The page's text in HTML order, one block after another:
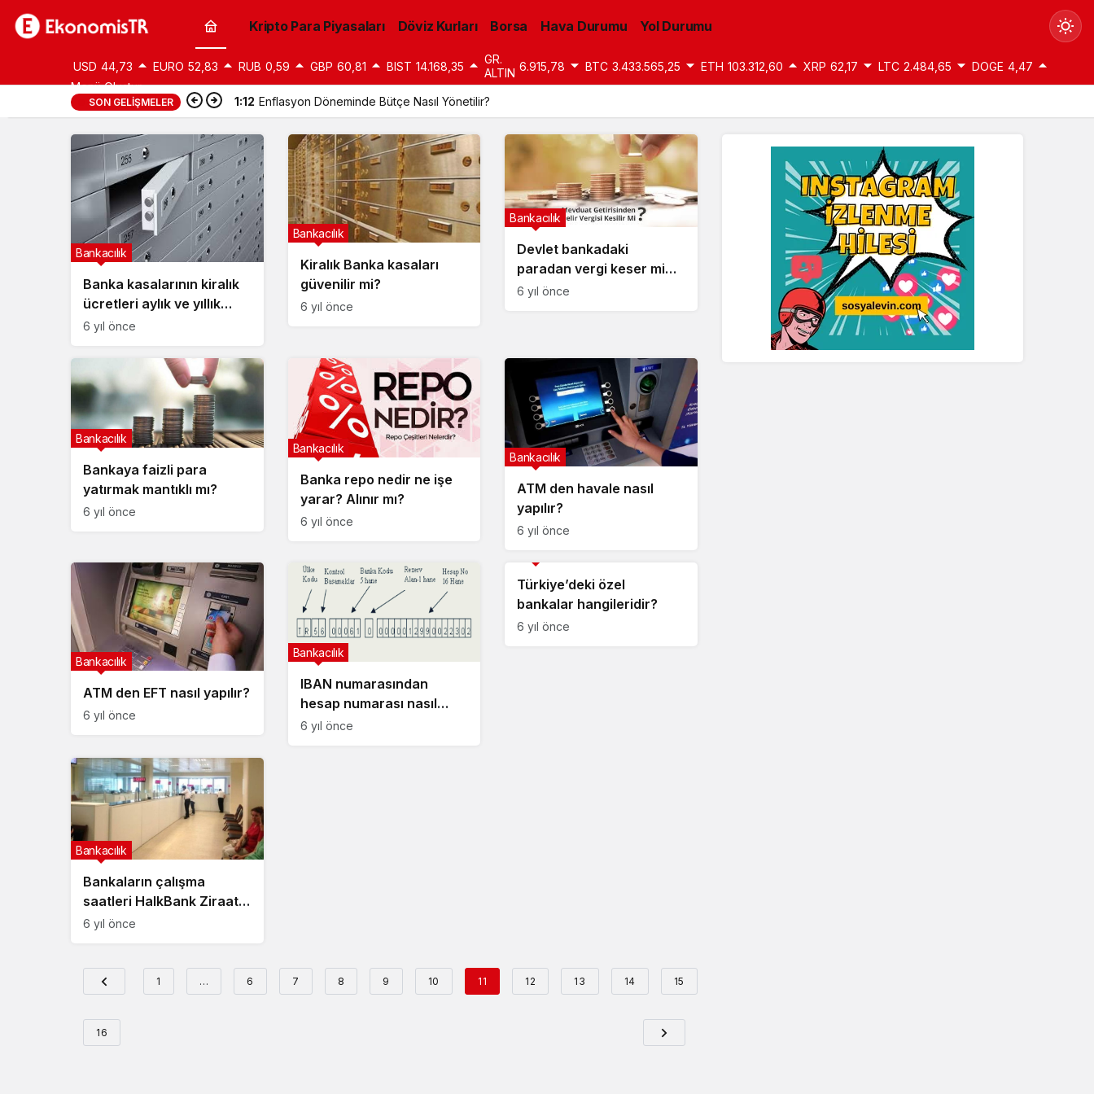
Kripto Para Piyasaları Döviz Kurları Borsa Hava Durumu Yol Durumu
Gündüz Modu
Gündüz modunu seçin.
Gece Modu
Gece modunu seçin.
Sistem Modu
Sistem modunu seçin.
USD 44,73 EURO 52,83 RUB 0,59 GBP 60,81 BIST 14.168,35
GR.
ALTIN 6.915,78 BTC 3.433.565,25 ETH 103.312,60 XRP 62,17 LTC 2.484,65 DOGE 4,47
Menü Oluştur
SON GELIŞMELER 1:12 Enflasyon Döneminde Bütçe Nasıl Yönetilir?
Banka kasalarının kiralık
ücretleri aylık ve yıllık
2021
Bankacılık
6 yıl önce
Kiralık Banka kasaları
güvenilir mi?
Bankacılık
6 yıl önce
Devlet bankadaki
paradan vergi keser mi
vergi alır mı?
Bankacılık
6 yıl önce
Bankaya faizli para
yatırmak mantıklı mı?
Bankacılık
6 yıl önce
Banka repo nedir ne işe
yarar? Alınır mı?
Bankacılık
6 yıl önce
ATM den havale nasıl
yapılır?
Bankacılık
6 yıl önce
ATM den EFT nasıl yapılır?
Bankacılık
6 yıl önce
IBAN numarasından
hesap numarası nasıl
bulunur?
Bankacılık
6 yıl önce
Türkiye’deki özel
bankalar hangileridir?
6 yıl önce
Bankaların çalışma
saatleri HalkBank Ziraat
Bankası Vakıf Bank
Bankacılık
6 yıl önce
1 … 6 7 8 9 10 11 12 13 14 15
16